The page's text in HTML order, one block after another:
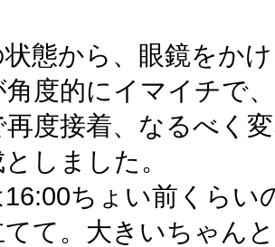
状態から、眼鏡をか
角度的にイマイチで
再度接着、なるべく
しました。
ちょい前くらい
て。大きいちゃん